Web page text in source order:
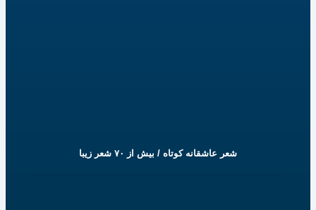
شعر عاشقانه کوتاه / بیش از ۷۰ شعر زیبا